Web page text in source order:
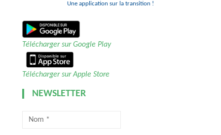
Une application sur la transition !
Télécharger sur Google Play
Télécharger sur Apple Store
NEWSLETTER